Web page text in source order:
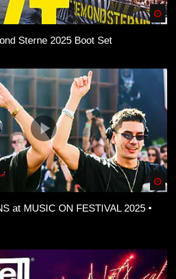
Sterne 2025 Boot Set
at MUSIC ON FESTIVAL 2025 •